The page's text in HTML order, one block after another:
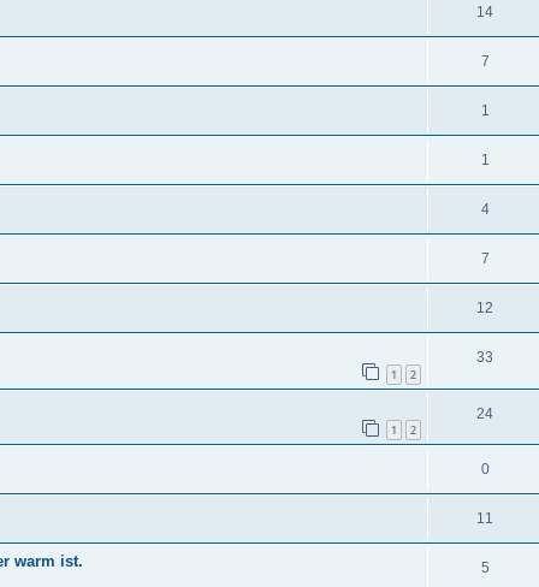
14
7
1
1
4
7
12
1 2
33
1 2
24
0
11
warm ist. 5